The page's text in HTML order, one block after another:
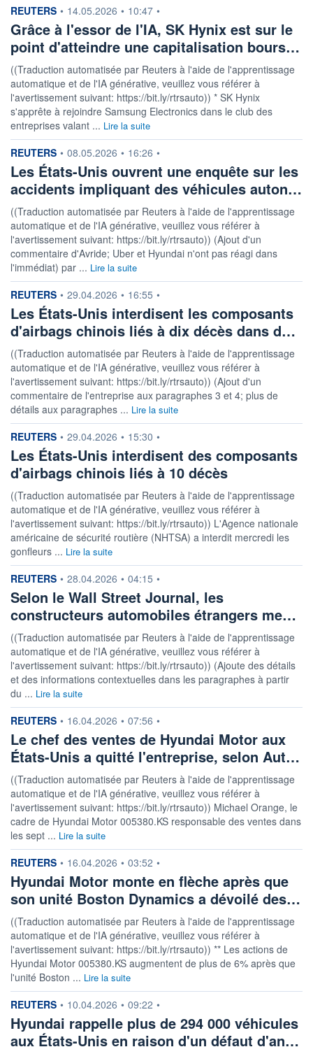
information fournie par
REUTERS • 14.05.2026 • 10:47 •
Grâce à l'essor de l'IA, SK Hynix est sur le
point d'atteindre une capitalisation bours…
((Traduction automatisée par Reuters à l'aide de l'apprentissage
automatique et de l'IA générative, veuillez vous référer à
l'avertissement suivant: https://bit.ly/rtrsauto)) * SK Hynix
s'apprête à rejoindre Samsung Electronics dans le club des
entreprises valant ... Lire la suite
information fournie par
REUTERS • 08.05.2026 • 16:26 •
Les États-Unis ouvrent une enquête sur les
accidents impliquant des véhicules auton…
((Traduction automatisée par Reuters à l'aide de l'apprentissage
automatique et de l'IA générative, veuillez vous référer à
l'avertissement suivant: https://bit.ly/rtrsauto)) (Ajout d'un
commentaire d'Avride; Uber et Hyundai n'ont pas réagi dans
l'immédiat) par ... Lire la suite
information fournie par
REUTERS • 29.04.2026 • 16:55 •
Les États-Unis interdisent les composants
d'airbags chinois liés à dix décès dans d…
((Traduction automatisée par Reuters à l'aide de l'apprentissage
automatique et de l'IA générative, veuillez vous référer à
l'avertissement suivant: https://bit.ly/rtrsauto)) (Ajout d'un
commentaire de l'entreprise aux paragraphes 3 et 4; plus de
détails aux paragraphes ... Lire la suite
information fournie par
REUTERS • 29.04.2026 • 15:30 •
Les États-Unis interdisent des composants
d'airbags chinois liés à 10 décès
((Traduction automatisée par Reuters à l'aide de l'apprentissage
automatique et de l'IA générative, veuillez vous référer à
l'avertissement suivant: https://bit.ly/rtrsauto)) L'Agence nationale
américaine de sécurité routière (NHTSA) a interdit mercredi les
gonfleurs ... Lire la suite
information fournie par
REUTERS • 28.04.2026 • 04:15 •
Selon le Wall Street Journal, les
constructeurs automobiles étrangers me…
((Traduction automatisée par Reuters à l'aide de l'apprentissage
automatique et de l'IA générative, veuillez vous référer à
l'avertissement suivant: https://bit.ly/rtrsauto)) (Ajoute des détails
et des informations contextuelles dans les paragraphes à partir
du ... Lire la suite
information fournie par
REUTERS • 16.04.2026 • 07:56 •
Le chef des ventes de Hyundai Motor aux
États-Unis a quitté l'entreprise, selon Aut…
((Traduction automatisée par Reuters à l'aide de l'apprentissage
automatique et de l'IA générative, veuillez vous référer à
l'avertissement suivant: https://bit.ly/rtrsauto)) Michael Orange, le
cadre de Hyundai Motor 005380.KS responsable des ventes dans
les sept ... Lire la suite
information fournie par
REUTERS • 16.04.2026 • 03:52 •
Hyundai Motor monte en flèche après que
son unité Boston Dynamics a dévoilé des…
((Traduction automatisée par Reuters à l'aide de l'apprentissage
automatique et de l'IA générative, veuillez vous référer à
l'avertissement suivant: https://bit.ly/rtrsauto)) ** Les actions de
Hyundai Motor 005380.KS augmentent de plus de 6% après que
l'unité Boston ... Lire la suite
information fournie par
REUTERS • 10.04.2026 • 09:22 •
Hyundai rappelle plus de 294 000 véhicules
aux États-Unis en raison d'un défaut d'an…